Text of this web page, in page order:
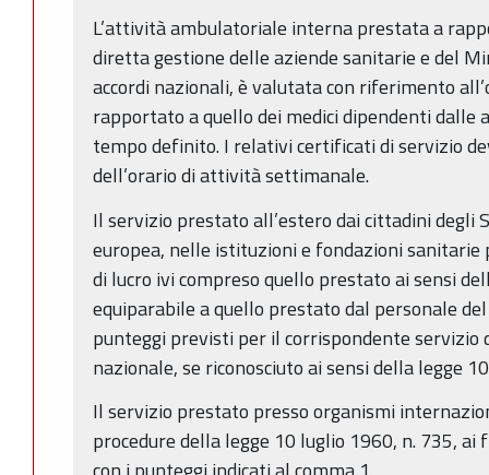
L’attività ambulatoriale interna prestata a
diretta gestione delle aziende sanitarie e del
accordi nazionali, è valutata con riferimento
rapportato a quello dei medici dipendenti dalle
tempo definito. I relativi certificati di servizio
dell’orario di attività settimanale.
Il servizio prestato all’estero dai cittadini degli
europea, nelle istituzioni e fondazioni sanitarie
di lucro ivi compreso quello prestato ai sensi
equiparabile a quello prestato dal personale
punteggi previsti per il corrispondente
nazionale, se riconosciuto ai sensi della legge
Il servizio prestato presso organismi
procedure della legge 10 luglio 1960, n. 735,